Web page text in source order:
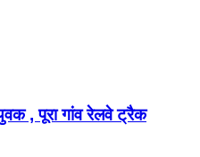
, पूरा गांव रेलवे ट्रैक